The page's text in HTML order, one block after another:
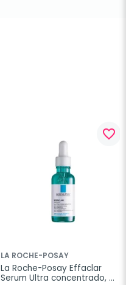
favorite_border
LA ROCHE-POSAY
La Roche-Posay Effaclar
Serum Ultra concentrado,